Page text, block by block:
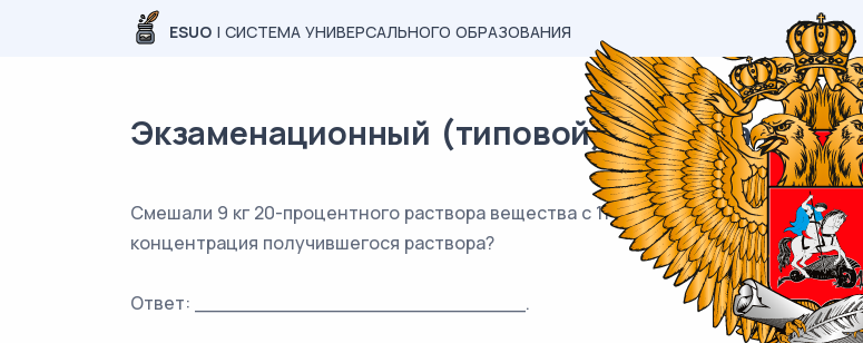
ESUO | СИСТЕМА УНИВЕРСАЛЬНОГО ОБРАЗОВАНИЯ
Экзаменационный (типовой) материал ЕГЭ
Смешали 9 кг 20-процентного раствора вещества с 11 кг 40-процентного
концентрация получившегося раствора?
Ответ: ___________________________.